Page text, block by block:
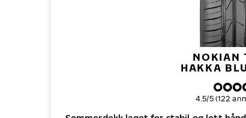
NOKIAN
HAKKA
Samlet
4.5/5 (122